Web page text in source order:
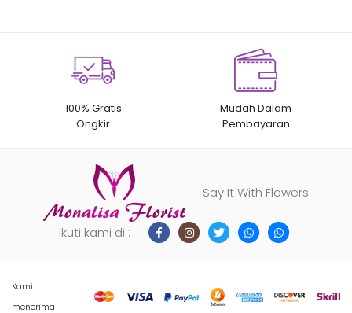
100% Gratis
Ongkir
Mudah Dalam
Pembayaran
Say It With Flowers
Ikuti kami di :
Kami
menerima